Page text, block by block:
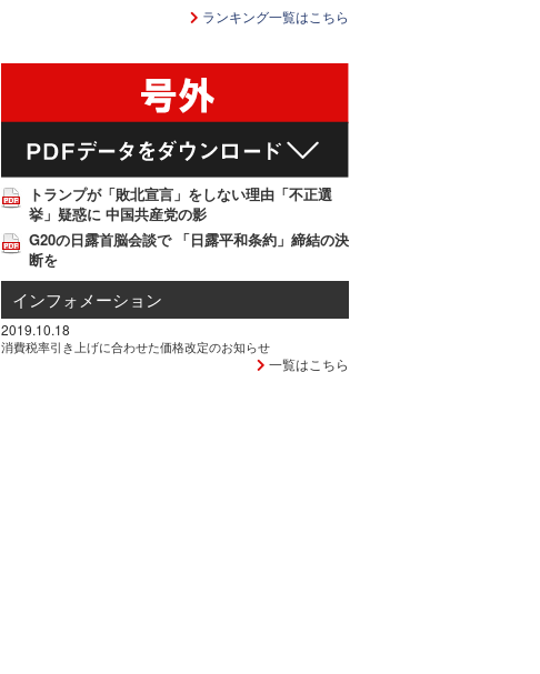
ランキング一覧はこちら
トランプが「敗北宣言」をしない理由「不正選
挙」疑惑に 中国共産党の影
G20の日露首脳会談で 「日露平和条約」締結の決
断を
インフォメーション
2019.10.18
消費税率引き上げに合わせた価格改定のお知らせ
一覧はこちら